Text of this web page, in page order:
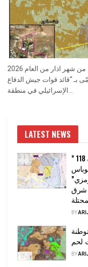
أصدر جيش الاحتلال الإسرائيلي في الخامس من شهر اذار من العام 2026
بـ “قائد قوات جيش الدفاع
الإسرائيلي في منطقة...
LATEST NEWS
” 118 ألف دونم مهددة بالعزل في محافظة
شرق
BY
لحم
BY